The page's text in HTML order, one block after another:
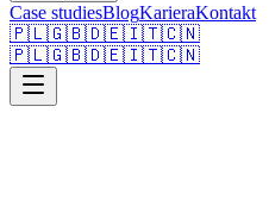
Case studiesBlogKarieraKontakt
🇵🇱🇬🇧🇩🇪🇮🇹🇨🇳
🇵🇱🇬🇧🇩🇪🇮🇹🇨🇳